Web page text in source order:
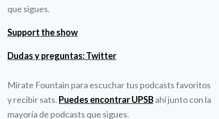
que sigues.
Support the show
Dudas y preguntas: Twitter
Mírate Fountain para escuchar tus podcasts favoritos
y recibir sats. Puedes encontrar UPSBahí junto con la
mayoría de podcasts que sigues.